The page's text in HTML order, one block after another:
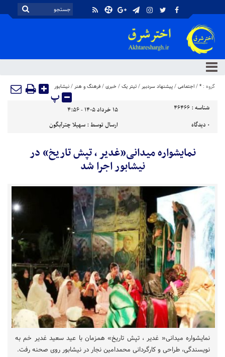
گروه : *
/اجتماعی/پیشنهاد سردبیر/تیتر یک/خبری/فرهنگ و هنر/نیشابور
پ
شناسه : 46466
۱۵ خرداد ۱۴۰۵ - ۴:۵۶
۰ دیدگاه ارسال توسط :سهیلا چترآبگون
نمایشواره میدانی«غدیر ، تپش تاریخ» در
نیشابور اجرا شد
نمایشواره میدانی« غدیر ، تپش تاریخ» همزمان با عید سعید غدیر خم به
نویسندگی، طراحی و کارگردانی محمدامین نجار در نیشابور روی صحنه رفت.